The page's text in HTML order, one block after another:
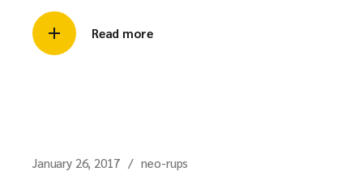
Read more
January 26, 2017 neo-rups